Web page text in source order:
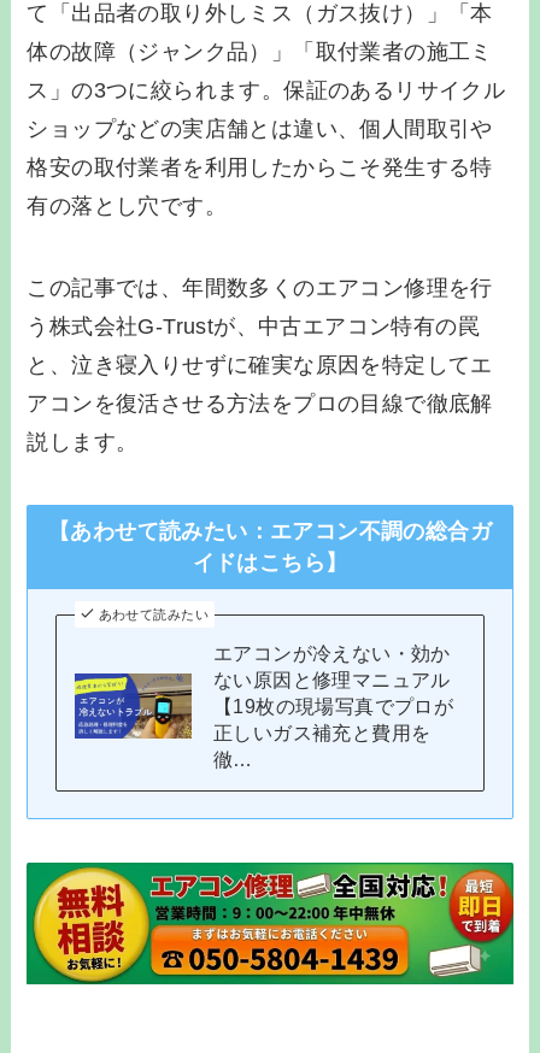
て「出品者の取り外しミス（ガス抜け）」「本
体の故障（ジャンク品）」「取付業者の施工ミ
ス」の3つに絞られます。保証のあるリサイクル
ショップなどの実店舗とは違い、個人間取引や
格安の取付業者を利用したからこそ発生する特
有の落とし穴です。
この記事では、年間数多くのエアコン修理を行
う株式会社G-Trustが、中古エアコン特有の罠
と、泣き寝入りせずに確実な原因を特定してエ
アコンを復活させる方法をプロの目線で徹底解
説します。
【あわせて読みたい：エアコン不調の総合ガ
イドはこちら】
あわせて読みたい
エアコンが冷えない・効か
ない原因と修理マニュアル
【19枚の現場写真でプロが
正しいガス補充と費用を
徹…